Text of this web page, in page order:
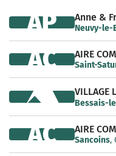
Anne &
Neuvy-le-
AP
AIRE
Saint-
AC
VILLAGE
Bessais-
AIRE
Sancoins,
AC